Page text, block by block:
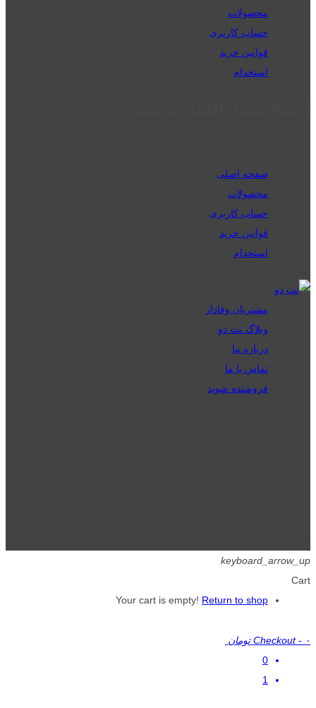
محصولات
حساب کاربری
قوانین خرید
استخدام
صفحه اصلی
محصولات
حساب کاربری
قوانین خرید
استخدام
مشتریان وفادار
وبلاگ نت دو
درباره ما
تماس با ما
فروشنده شوید
keyboard_arrow_up
Cart
Your cart is empty! Return to shop
Checkout - ۰ تومان
0
1